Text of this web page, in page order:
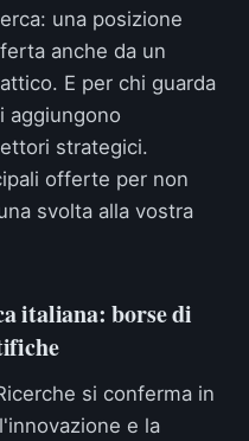
una posizione
anche da un
E per chi guarda
aggiungono
strategici.
offerte per non
svolta alla vostra
italiana: borse di
si conferma in
e la